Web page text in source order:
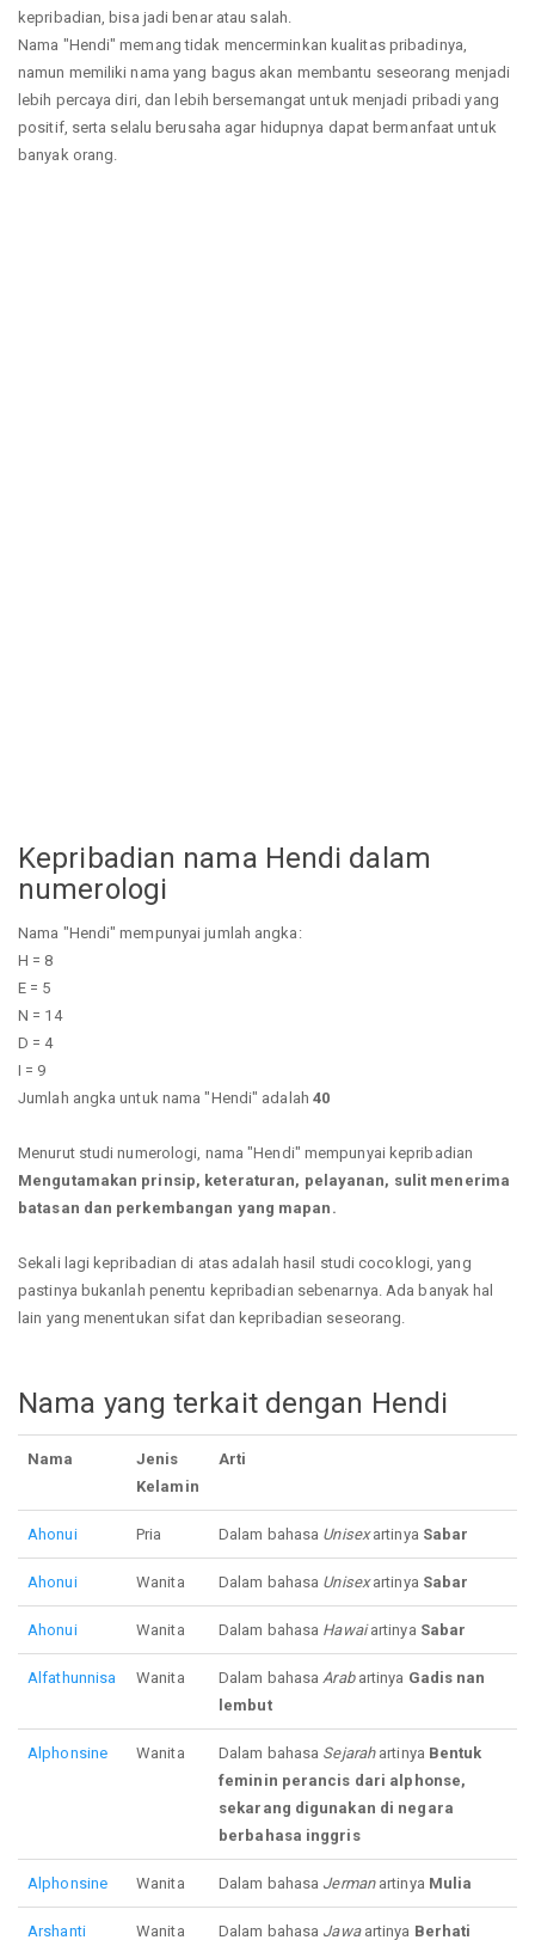
kepribadian, bisa jadi benar atau salah.
Nama "Hendi" memang tidak mencerminkan kualitas pribadinya,
namun memiliki nama yang bagus akan membantu seseorang menjadi
lebih percaya diri, dan lebih bersemangat untuk menjadi pribadi yang
positif, serta selalu berusaha agar hidupnya dapat bermanfaat untuk
banyak orang.
Kepribadian nama Hendi dalam
numerologi
Nama "Hendi" mempunyai jumlah angka:
H = 8
E = 5
N = 14
D = 4
I = 9
Jumlah angka untuk nama "Hendi" adalah 40
Menurut studi numerologi, nama "Hendi" mempunyai kepribadian
Mengutamakan prinsip, keteraturan, pelayanan, sulit menerima
batasan dan perkembangan yang mapan.
Sekali lagi kepribadian di atas adalah hasil studi cocoklogi, yang
pastinya bukanlah penentu kepribadian sebenarnya. Ada banyak hal
lain yang menentukan sifat dan kepribadian seseorang.
Nama yang terkait dengan Hendi
Nama
Jenis
Kelamin
Arti
Ahonui Pria Dalam bahasa Unisexartinya Sabar
Ahonui Wanita Dalam bahasa Unisexartinya Sabar
Ahonui Wanita Dalam bahasa Hawaiartinya Sabar
Alfathunnisa Wanita Dalam bahasaArabartinya Gadis nan
lembut
Alphonsine Wanita Dalam bahasa Sejarahartinya Bentuk
feminin perancis dari alphonse,
sekarang digunakan di negara
berbahasa inggris
Alphonsine Wanita Dalam bahasa Jermanartinya Mulia
Arshanti Wanita Dalam bahasa Jawaartinya Berhati